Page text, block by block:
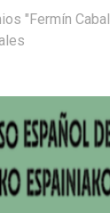
"Fermín